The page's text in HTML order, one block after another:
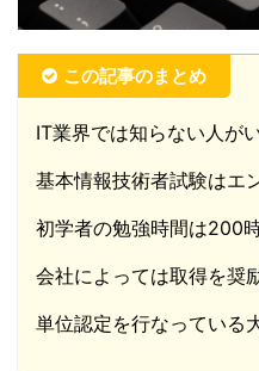
この記事のまとめ
IT業界では知らない人が
基本情報技術者試験はエ
初学者の勉強時間は200
会社によっては取得を奨
単位認定を行なっている